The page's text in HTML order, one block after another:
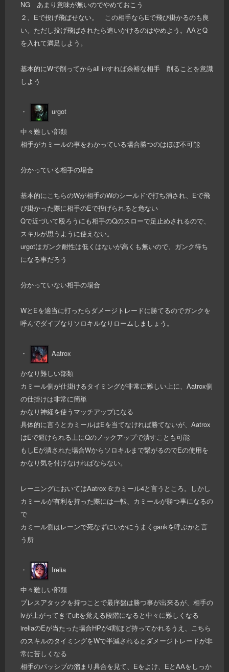
NG あまり意味が無いのでやめておこう
２、Eで投げ飛ばせない。 この相手ならEで飛び掛かるのも良
い。ただし投げ飛ばされたら追いかけるのはやめよう。AAとQ
を入れて満足しよう。
基本的にWで削ってからall inすれば余裕な相手 削ることを意識
しよう
・ urgot
中々難しい部類
相手がカミールの事をわかっている場合勝つのはほぼ不可能
分かっている相手の場合
基本的にこちらのWが相手のWのシールドで打ち消され、Eで飛
び掛かった際に相手のEで投げられると危ない
Qで近づいて殴ろうにも相手のQのスローで足止めされるので、
スキルが思うように使えない。
urgotはガンク耐性は低くはないが高くも無いので、ガンク待ち
になる事だろう
分かっていない相手の場合
WとEを適当に打ったらダメージトレードに勝てるのでガンクを
呼んでダイブなりソロキルなりロームしましょう。
・ Aatrox
かなり難しい部類
カミール側が仕掛けるタイミングが非常に難しい上に、Aatrox側
の仕掛けは非常に簡単
かなり神経を使うマッチアップになる
具体的に言うとカミールはEを当てなければ勝てないが、Aatrox
はEで避けられる上にQのノックアップで潰すことも可能
もしEが潰された場合Wからソロキルまで繋がるのでEの使用を
かなり気を付けなければならない。
レーニングにおいてはAatrox 6:カミール4と言うところ。しかし
カミールが有利を持った際には一転、カミールが勝つ事になるの
で
カミール側はレーンで死なずにいかにうまくgankを呼ぶかと言
う所
・ Irelia
中々難しい部類
プレスアタックを持つことで最序盤は勝つ事が出来るが、相手の
lvが上がってきてultを覚える段階になると中々に難しくなる
ireliaのEが当たった場合HPが4割ほど持ってかれるうえ、こちら
のスキルのタイミングをWで半減されるとダメージトレードが非
常に苦しくなる
相手のパッシブの溜まり具合を見て、Eをよけ、EとAAをしっか